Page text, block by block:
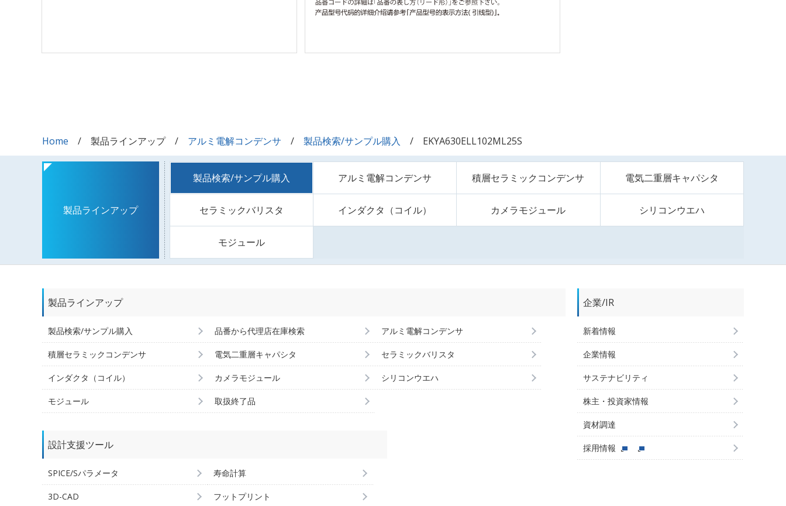
Home 製品ラインアップ アルミ電解コンデンサ 製品検索/サンプル購入 EKYA630ELL102ML25S
製品ラインアップ
製品検索/サンプル購入 アルミ電解コンデンサ 積層セラミックコンデンサ 電気二重層キャパシタ
セラミックバリスタ インダクタ（コイル） カメラモジュール シリコンウエハ
モジュール
製品ラインアップ
製品検索/サンプル購入 品番から代理店在庫検索 アルミ電解コンデンサ
積層セラミックコンデンサ 電気二重層キャパシタ セラミックバリスタ
インダクタ（コイル） カメラモジュール シリコンウエハ
モジュール 取扱終了品
設計支援ツール
SPICE/Sパラメータ 寿命計算
3D-CAD フットプリント
企業/IR
新着情報
企業情報
サステナビリティ
株主・投資家情報
資材調達
採用情報